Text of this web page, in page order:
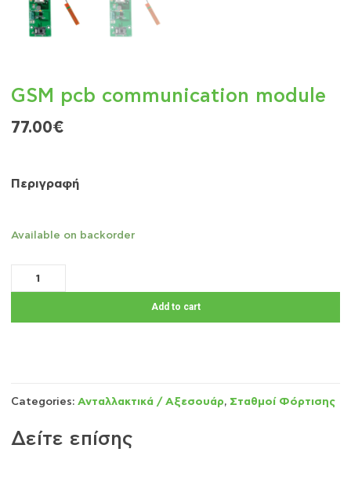
GSM pcb communication module
77.00€
Περιγραφή
Available on backorder
Add to cart
Categories: Ανταλλακτικά / Αξεσουάρ, Σταθμοί Φόρτισης
Δείτε επίσης